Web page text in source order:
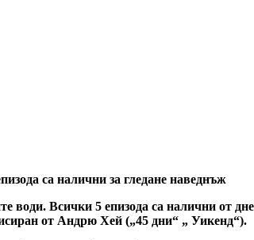
са налични за гледане наведнъж
Всички 5 епизода са налични от
от Андрю Хей („45 дни“ „ Уикенд“).